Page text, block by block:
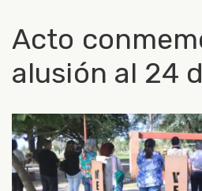
Acto
alusión al 24